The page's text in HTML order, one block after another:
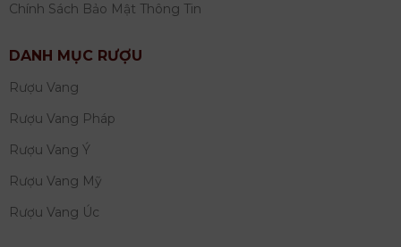
Chính Sách Bảo Mật Thông Tin
DANH MỤC RƯỢU
Rượu Vang
Rượu Vang Pháp
Rượu Vang Ý
Rượu Vang Mỹ
Rượu Vang Úc